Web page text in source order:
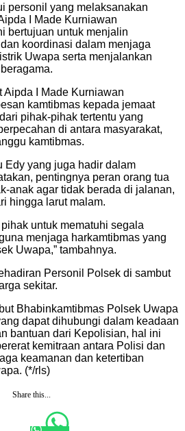
personil yang melaksanakan
I Made Kurniawan
bertujuan untuk menjalin
koordinasi dalam menjaga
Uwapa serta menjalankan
Aipda I Made Kurniawan
kamtibmas kepada jemaat
pihak-pihak tertentu yang
di antara masyarakat,
kamtibmas.
Edy yang juga hadir dalam
pentingnya peran orang tua
anak agar tidak berada di jalanan,
hingga larut malam.
untuk mematuhi segala
menjaga harkamtibmas yang
Uwapa,” tambahnya.
Personil Polsek di sambut
sekitar.
Bhabinkamtibmas Polsek Uwapa
dapat dihubungi dalam keadaan
bantuan dari Kepolisian, hal ini
kemitraan antara Polisi dan
keamanan dan ketertiban
(*/rls)
Share this...